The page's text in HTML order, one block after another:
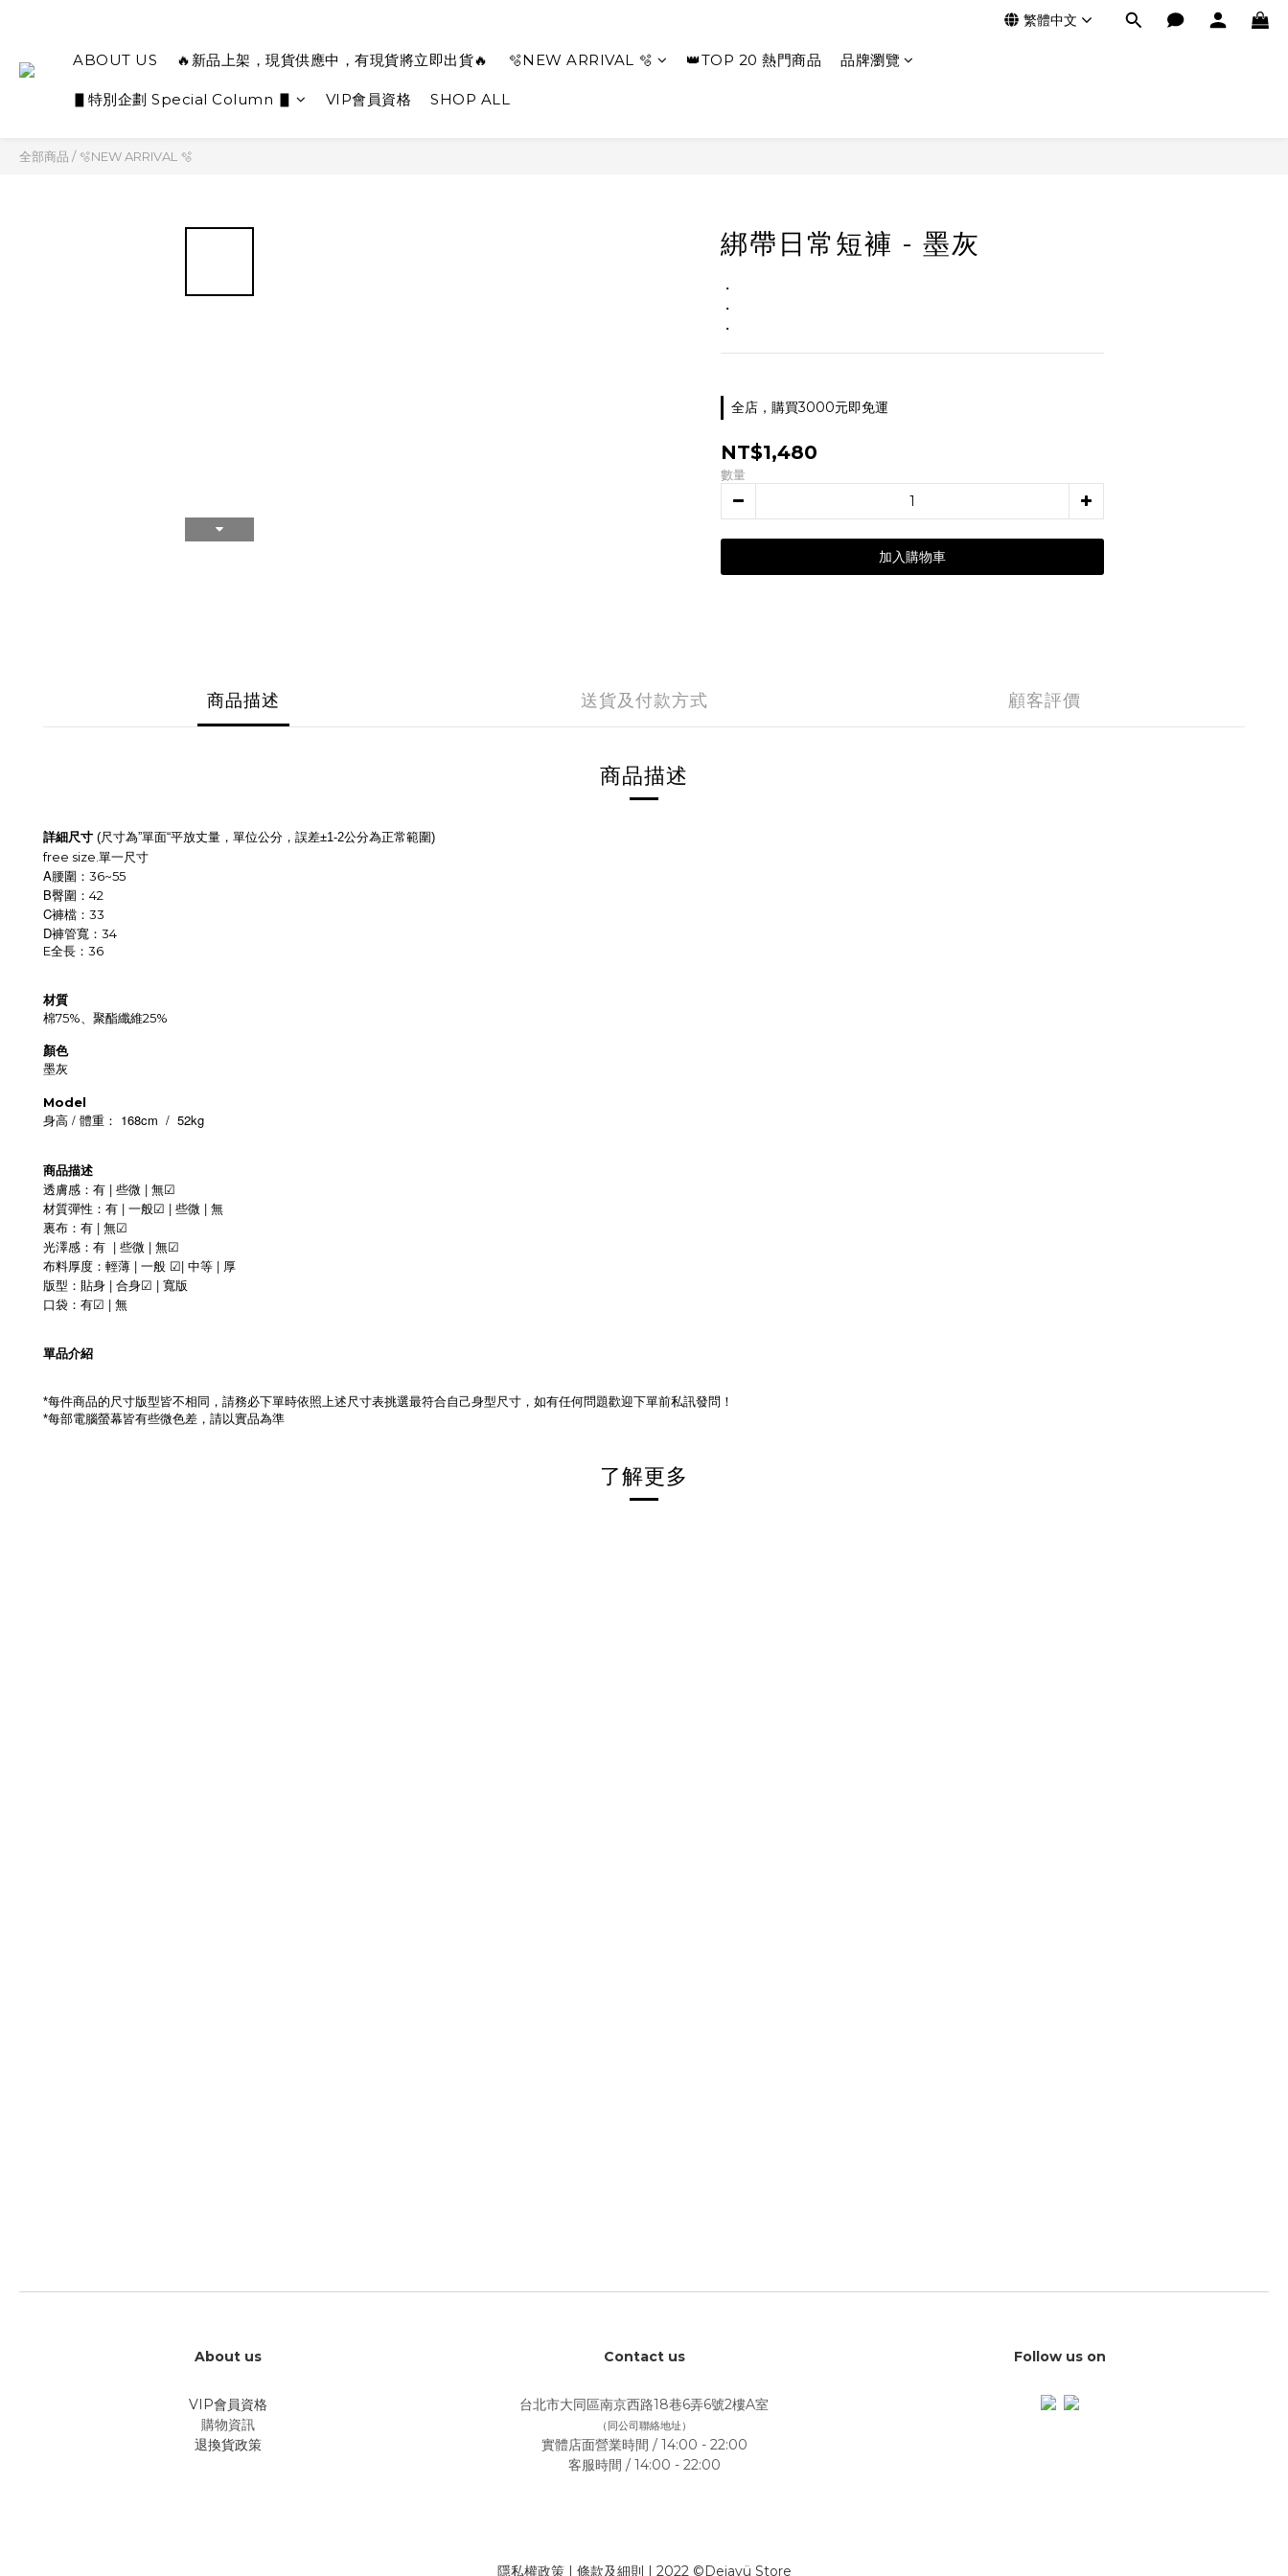
繁體中文
ABOUT US 🔥新品上架，現貨供應中，有現貨將立即出貨🔥 🫧NEW ARRIVAL 🫧 👑TOP 20 熱門商品 品牌瀏覽
▋特別企劃 Special Column ▋ VIP會員資格 SHOP ALL
全部商品 /🫧NEW ARRIVAL 🫧
綁帶日常短褲 - 墨灰
・
・
・
全店，購買3000元即免運
NT$1,480
數量
加入購物車
商品描述 送貨及付款方式 顧客評價
商品描述
詳細尺寸 (尺寸為”單面“平放丈量，單位公分，誤差±1-2公分為正常範圍)
free size. 單一尺寸
A腰圍：36~55
B臀圍：42
C褲檔：33
D褲管寬：34
E全長：36
材質
棉75%、聚酯纖維25%
顏色
墨灰
Model
身高 / 體重： 168cm / 52kg
商品描述
透膚感：有 | 些微 | 無☑
材質彈性：有 | 一般☑ | 些微 | 無
裏布：有 | 無☑
光澤感：有 | 些微 | 無☑
布料厚度： 輕薄 | 一般 ☑| 中等 | 厚
版型：貼身 | 合身☑ | 寬版
口袋： 有☑ | 無
單品介紹
*每件商品的尺寸版型皆不相同，請務必下單時依照上述尺寸表挑選最符合自己身型尺寸，如有任何問題歡迎下單前私訊發問！
*每部電腦螢幕皆有些微色差，請以實品為準
了解更多
About us
VIP會員資格
購物資訊
退換貨政策
Contact us
台北市大同區南京西路18巷6弄6號2樓A室
（同公司聯絡地址）
實體店面營業時間 / 14:00 - 22:00
客服時間 / 14:00 - 22:00
Follow us on
隱私權政策| 條款及細則 | 2022 ©Dejavü Store